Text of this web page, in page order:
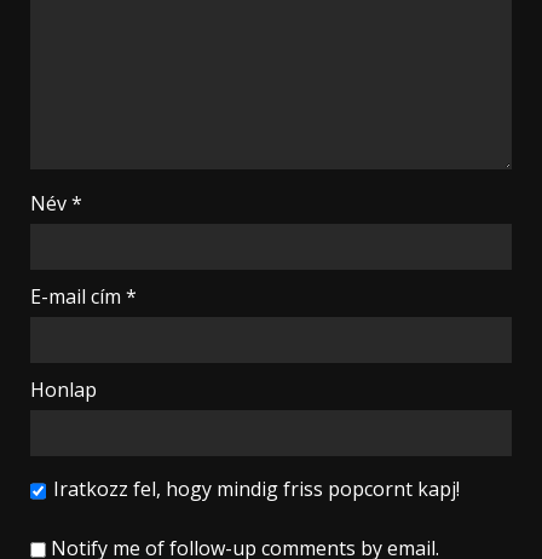
Név*
E-mail cím *
Honlap
Iratkozz fel, hogy mindig friss popcornt kapj!
Notify me of follow-up comments by email.